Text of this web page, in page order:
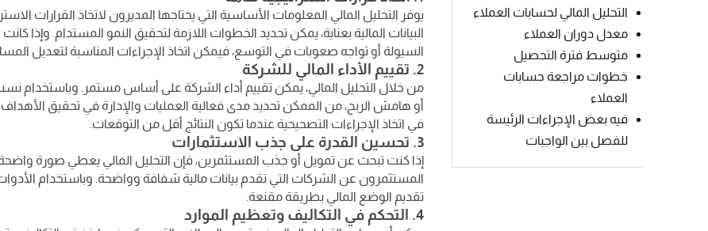
التحليل المالي لحسابات العملاء
معدل دوران العملاء
متوسط فترة التحصيل
خطوات مراجعة حسابات
العملاء
فيه بعض الإجراءات الرئيسة
للفصل بين الواجبات
يوفر التحليل المالي المعلومات الأساسية التي يحتاجها المديرون لاتخاذ القرارات
البيانات المالية بعناية، يمكن تحديد الخطوات اللازمة لتحقيق النمو المستدام. وإذا
السيولة أو تواجه صعوبات في التوسع، فيمكن اتخاذ الإجراءات المناسبة لتعديل
2. تقييم الأداء المالي للشركة
من خلال التحليل المالي، يمكن تقييم أداء الشركة على أساس مستمر. وباستخدام
أو هامش الربح، من الممكن تحديد مدى فعالية العمليات والإدارة في تحقيق الأهداف
في اتخاذ الإجراءات التصحيحية عندما تكون النتائج أقل من التوقعات.
3. تحسين القدرة على جذب الاستثمارات
إذا كنت تبحث عن تمويل أو جذب المستثمرين، فإن التحليل المالي يعطي صورة
المستثمرون عن الشركات التي تقدم بيانات مالية شفافة وواضحة. وباستخدام الأدوات
تقديم الوضع المالي بطريقة مقنعة.
4. التحكم في التكاليف وتعظيم الموارد